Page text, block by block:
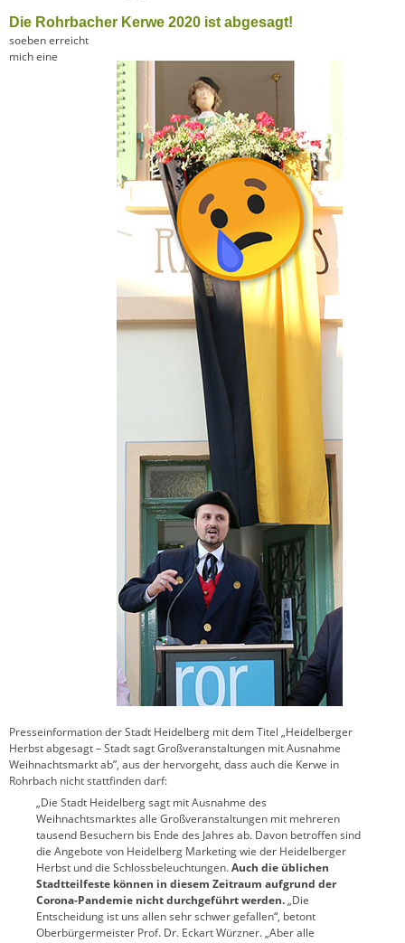
Die Rohrbacher Kerwe 2020 ist abgesagt!
soeben erreicht
mich eine
Presseinformation der Stadt Heidelberg mit dem Titel „Heidelberger
Herbst abgesagt – Stadt sagt Großveranstaltungen mit Ausnahme
Weihnachtsmarkt ab”, aus der hervorgeht, dass auch die Kerwe in
Rohrbach nicht stattfinden darf:
„Die Stadt Heidelberg sagt mit Ausnahme des
Weihnachtsmarktes alle Großveranstaltungen mit mehreren
tausend Besuchern bis Ende des Jahres ab. Davon betroffen sind
die Angebote von Heidelberg Marketing wie der Heidelberger
Herbst und die Schlossbeleuchtungen.Auch die üblichen
Stadtteilfeste können in diesem Zeitraum aufgrund der
Corona-Pandemie nicht durchgeführt werden.„Die
Entscheidung ist uns allen sehr schwer gefallen“, betont
Oberbürgermeister Prof. Dr. Eckart Würzner. „Aber alle